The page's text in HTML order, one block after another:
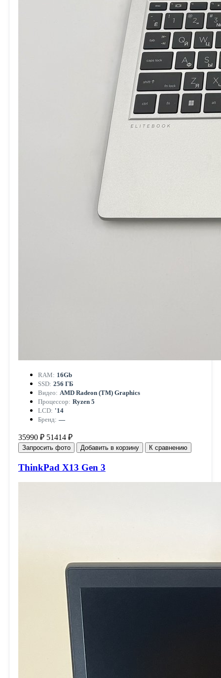
RAM: 16Gb
SSD: 256 ГБ
Видео: AMD Radeon (TM) Graphics
Процессор: Ryzen 5
LCD: '14
Бренд: —
35990 ₽ 51414 ₽
Запросить фото Добавить в корзину К сравнению
ThinkPad X13 Gen 3